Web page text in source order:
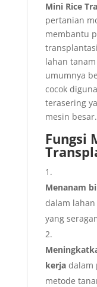
Mini Rice
pertanian
membantu
lahan
umumnya
cocok
terasering
mesin besar.
Fungsi
Menanam
dalam
yang
kerjadalam
metode